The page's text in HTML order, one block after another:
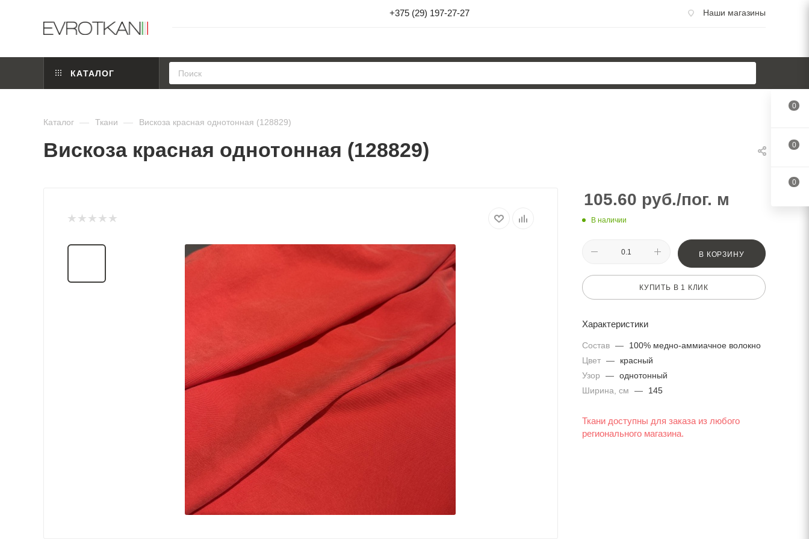
+375 (29) 197-27-27 Наши магазины
КАТАЛОГ
Каталог — Ткани — Вискоза красная однотонная (128829)
Вискоза красная однотонная (128829)
105.60 руб./пог. м
В наличии
В КОРЗИНУ
КУПИТЬ В 1 КЛИК
Характеристики
Состав —
100% медно-аммиачное волокно
Цвет —
красный
Узор
— однотонный
Ширина, см
— 145
Ткани доступны для заказа из любого
регионального магазина.
0
0
0